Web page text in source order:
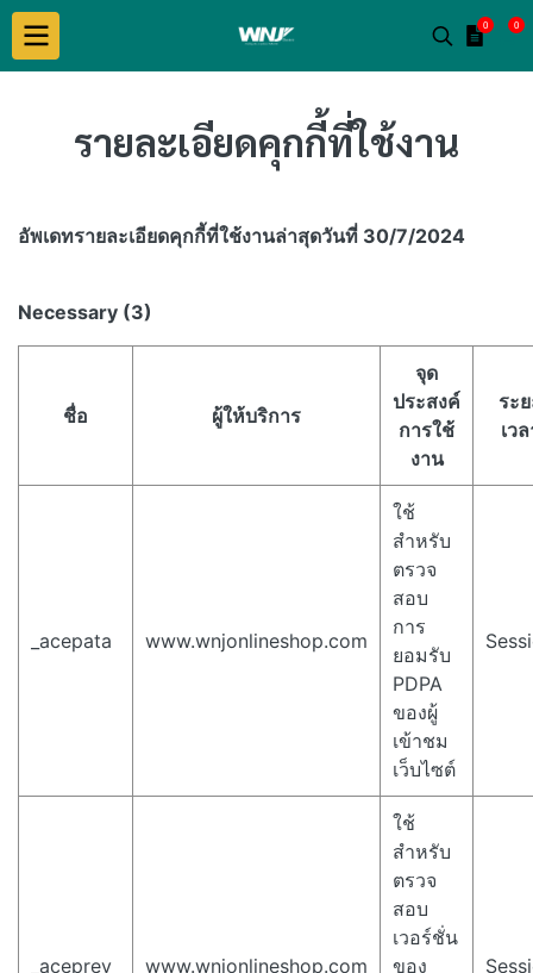
0 0
รายละเอียดคุกกี้ที่ใช้งาน​
อัพเดทรายละเอียดคุกกี้ที่ใช้งาน​ล่าสุดวันที่ 30/7/2024
Necessary (3)
ชื่อ ผู้ให้บริการ
จุด
ประสงค์
การใช้
งาน
ระ
เว
_acepata www.wnjonlineshop.com
ใช้
สำหรับ
ตรวจ
สอบ
การ
ยอมรับ
PDPA
ของผู้
เข้าชม
เว็บไซต์
_aceprev www.wnjonlineshop.com
ใช้
สำหรับ
ตรวจ
สอบ
เวอร์ชั่น
ของ